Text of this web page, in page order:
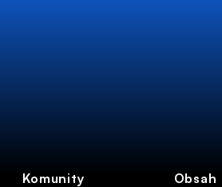
Komunity Obsah